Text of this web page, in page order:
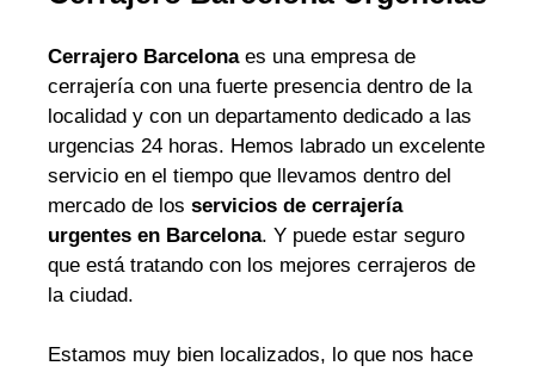
Cerrajero Barcelonaes una empresa de
cerrajería con una fuerte presencia dentro de la
localidad y con un departamento dedicado a las
urgencias 24 horas. Hemos labrado un excelente
servicio en el tiempo que llevamos dentro del
mercado de los servicios de cerrajería
urgentes en Barcelona. Y puede estar seguro
que está tratando con los mejores cerrajeros de
la ciudad.
Estamos muy bien localizados, lo que nos hace